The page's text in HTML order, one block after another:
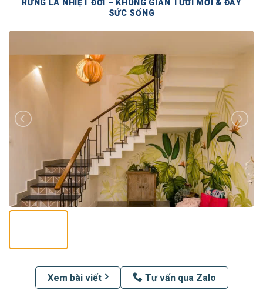
RỪNG LÁ NHIỆT ĐỚI – KHÔNG GIAN TƯƠI MỚI & ĐẦY
SỨC SỐNG
Xem bài viết Tư vấn qua Zalo